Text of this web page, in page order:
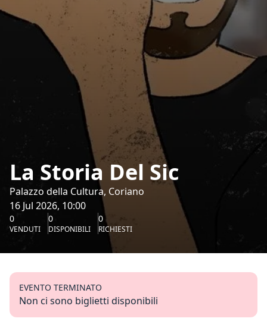
La Storia Del Sic
Palazzo della Cultura, Coriano
16 Jul 2026, 10:00
0
VENDUTI
0
DISPONIBILI
0
RICHIESTI
EVENTO TERMINATO
Non ci sono biglietti disponibili